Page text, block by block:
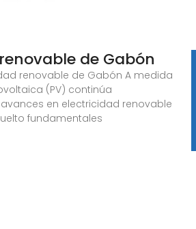
de Gabón
renovable de Gabón A medida
(PV) continúa
en electricidad renovable
fundamentales